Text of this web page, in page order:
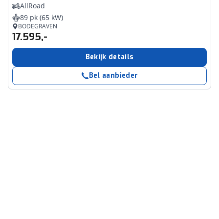
AllRoad
89 pk (65 kW)
BODEGRAVEN
17.595,-
Bekijk details
Bel aanbieder